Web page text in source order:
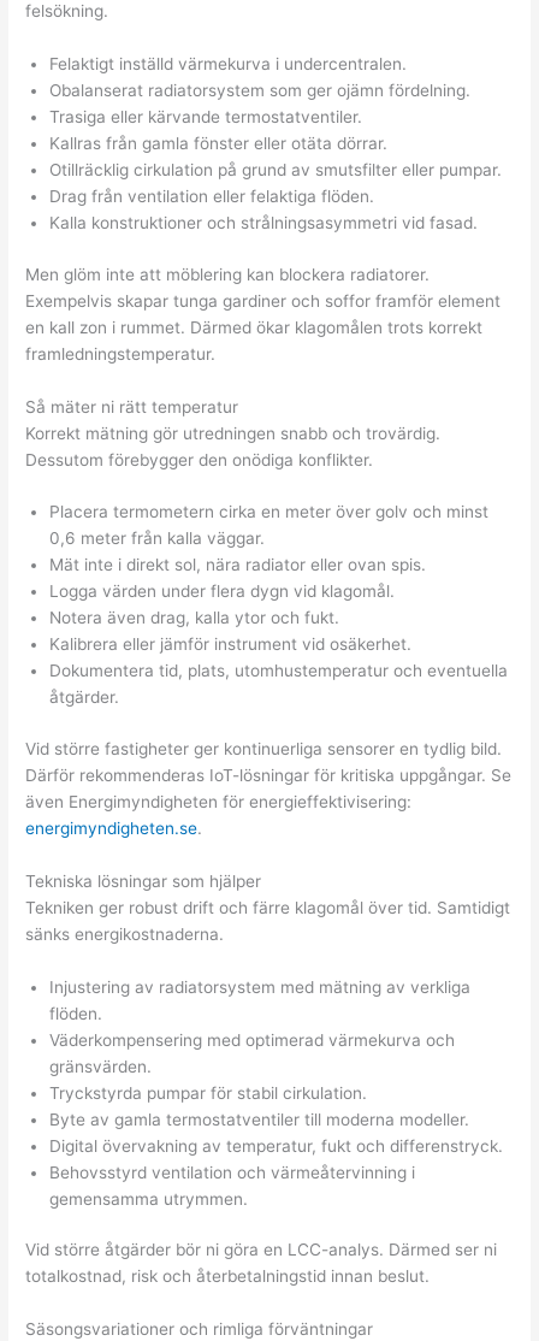
felsökning.
Felaktigt inställd värmekurva i undercentralen.
Obalanserat radiatorsystem som ger ojämn fördelning.
Trasiga eller kärvande termostatventiler.
Kallras från gamla fönster eller otäta dörrar.
Otillräcklig cirkulation på grund av smutsfilter eller pumpar.
Drag från ventilation eller felaktiga flöden.
Kalla konstruktioner och strålningsasymmetri vid fasad.
Men glöm inte att möblering kan blockera radiatorer.
Exempelvis skapar tunga gardiner och soffor framför element
en kall zon i rummet. Därmed ökar klagomålen trots korrekt
framledningstemperatur.
Så mäter ni rätt temperatur
Korrekt mätning gör utredningen snabb och trovärdig.
Dessutom förebygger den onödiga konflikter.
Placera termometern cirka en meter över golv och minst
0,6 meter från kalla väggar.
Mät inte i direkt sol, nära radiator eller ovan spis.
Logga värden under flera dygn vid klagomål.
Notera även drag, kalla ytor och fukt.
Kalibrera eller jämför instrument vid osäkerhet.
Dokumentera tid, plats, utomhustemperatur och eventuella
åtgärder.
Vid större fastigheter ger kontinuerliga sensorer en tydlig bild.
Därför rekommenderas IoT-lösningar för kritiska uppgångar. Se
även Energimyndigheten för energieffektivisering:
energimyndigheten.se.
Tekniska lösningar som hjälper
Tekniken ger robust drift och färre klagomål över tid. Samtidigt
sänks energikostnaderna.
Injustering av radiatorsystem med mätning av verkliga
flöden.
Väderkompensering med optimerad värmekurva och
gränsvärden.
Tryckstyrda pumpar för stabil cirkulation.
Byte av gamla termostatventiler till moderna modeller.
Digital övervakning av temperatur, fukt och differenstryck.
Behovs­styrd ventilation och värmeåtervinning i
gemensamma utrymmen.
Vid större åtgärder bör ni göra en LCC-analys. Därmed ser ni
totalkostnad, risk och återbetalningstid innan beslut.
Säsongsvariationer och rimliga förväntningar